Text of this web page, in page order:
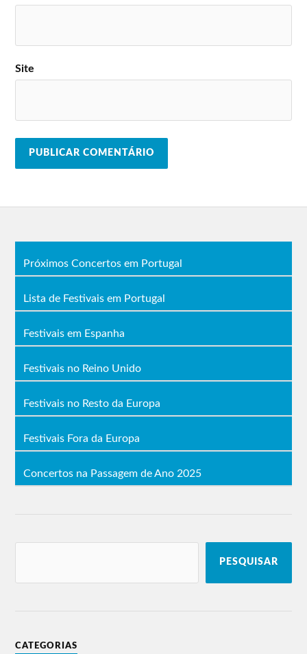
Site
Próximos Concertos em Portugal
Lista de Festivais em Portugal
Festivais em Espanha
Festivais no Reino Unido
Festivais no Resto da Europa
Festivais Fora da Europa
Concertos na Passagem de Ano 2025
PESQUISAR
CATEGORIAS